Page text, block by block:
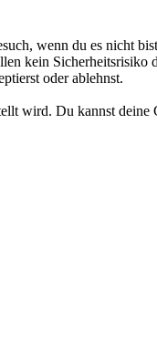
wenn du es nicht
kein Sicherheitsrisiko
oder ablehnst.
wird. Du kannst